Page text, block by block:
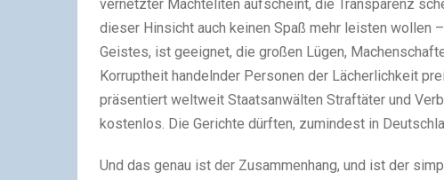
vernetzter Machteliten aufscheint, die Transparenz
dieser Hinsicht auch keinen Spaß mehr leisten
Geistes, ist geeignet, die großen Lügen,
Korruptheit handelnder Personen der Lächerlichkeit
präsentiert weltweit Staatsanwälten Straftäter und
kostenlos. Die Gerichte dürften, zumindest in
Und das genau ist der Zusammenhang, und ist der